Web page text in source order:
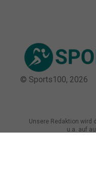
© Sports100, 2026
Unsere Redaktion wird
u.a. auf